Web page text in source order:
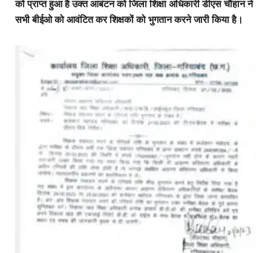
को प्राप्त हुआ है उक्त आबंटन को जिला शिक्षा अधिकारी डीएस चौहान ने
सभी बीईओ को आवंटित कर शिक्षकों को भुगतान करने जारी किया है।